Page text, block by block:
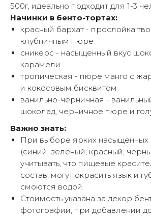
500г, идеально подходит для 1-3
Начинки в бенто-тортах:
красный бархат - прослойка
клубничным пюре
сникерс - насыщенный вкус
карамели
тропическая - пюре манго с
и кокосовым бисквитом
ванильно-черничная -
шоколад, черничное пюре и
Важно знать:
При выборе ярких насыщенных
(синий, зелёный, красный,
учитывать, что пищевые
состав, могут окрасить язык и
смоются водой.
Стоимость указана за декор
фотографии, при добавлении